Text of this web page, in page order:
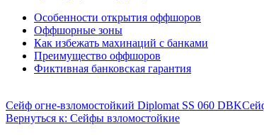
Особенности открытия оффшоров
Оффшорные зоны
Как избежать махинаций с банками
Преимущество оффшоров
Фиктивная банковская гарантия
Сейф огне-взломостойкий Diplomat SS 060 DBK
Вернуться к: Сейфы взломостойкие